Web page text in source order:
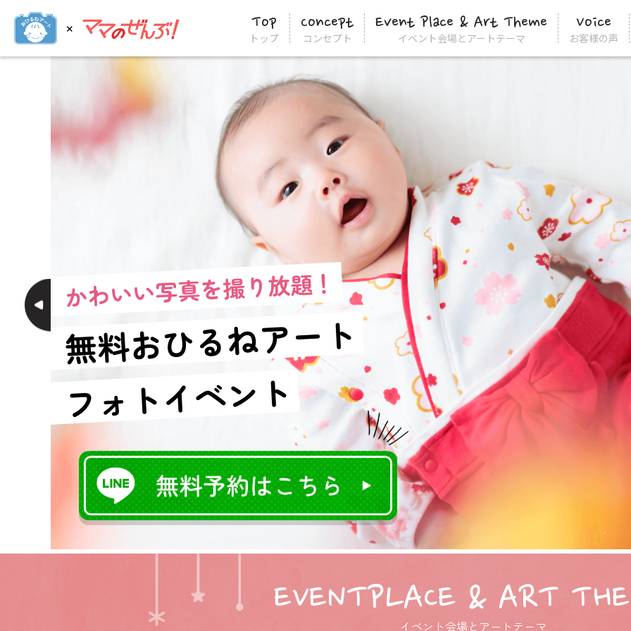
Top
Concept
コンセプト
Event Place & Art Theme
Q&A
よくある質問
Top
トップ
Concept
コンセプト
Event Place & Art Theme
イベント会場とアートテーマ
Voice
お客様の声
かわいい写真を撮り放題！
無料おひるねアート
フォトイベント
EVENTPLACE & ART
イベント会場とアートテーマ